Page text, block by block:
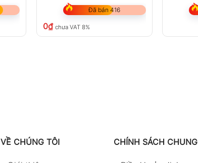
Đã bán 416
0₫ chưa VAT 8%
VỀ CHÚNG TÔI CHÍNH SÁCH CHUNG